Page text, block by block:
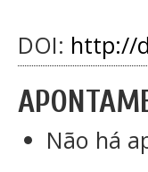
DOI: http://
Não há